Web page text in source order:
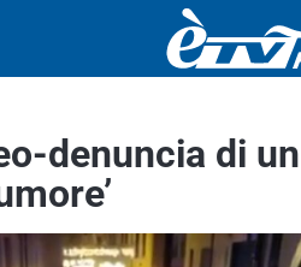
denuncia di un